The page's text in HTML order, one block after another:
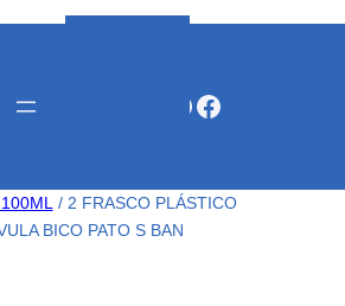
Facebook
/ 2 FRASCO PLÁSTICO
BICO PATO S BAN